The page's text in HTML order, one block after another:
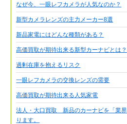
なぜ今、一眼レフカメラが人気なのか？
新型カメラレンズの主力メーカー8選
新品家電にはどんな種類がある？
高価買取が期待出来る新型カーナビとは？
過剰在庫を抱えるリスク
一眼レフカメラの交換レンズの需要
高価買取が期待出来る人気家電
法人・大口買取 新品のカーナビを「業
ります。